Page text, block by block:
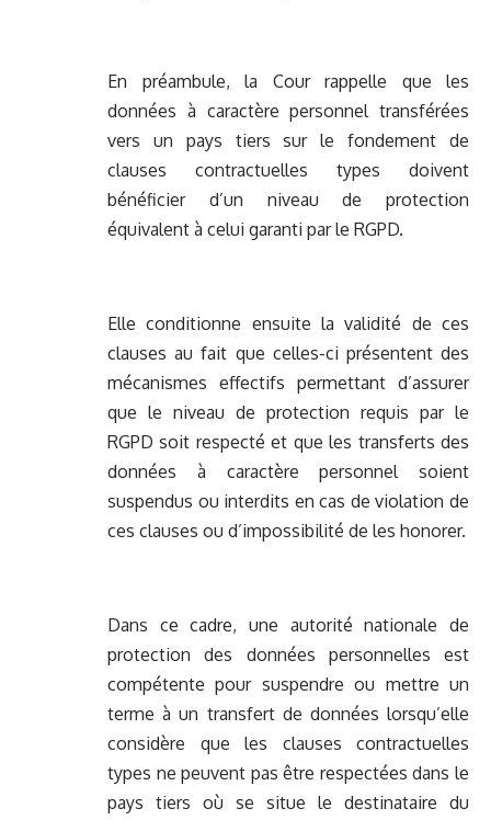
En préambule, la Cour rappelle que les
données à caractère personnel transférées
vers un pays tiers sur le fondement de
clauses contractuelles types doivent
bénéficier d’un niveau de protection
équivalent à celui garanti par le RGPD.
Elle conditionne ensuite la validité de ces
clauses au fait que celles-ci présentent des
mécanismes effectifs permettant d’assurer
que le niveau de protection requis par le
RGPD soit respecté et que les transferts des
données à caractère personnel soient
suspendus ou interdits en cas de violation de
ces clauses ou d’impossibilité de les honorer.
Dans ce cadre, une autorité nationale de
protection des données personnelles est
compétente pour suspendre ou mettre un
terme à un transfert de données lorsqu’elle
considère que les clauses contractuelles
types ne peuvent pas être respectées dans le
pays tiers où se situe le destinataire du